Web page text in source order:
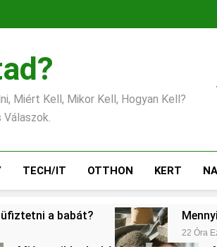
Miért Kell, Mikor Kell, Hogyan Kell?
Válaszok.
TECH/IT OTTHON KERT
a babát?
22 Óra